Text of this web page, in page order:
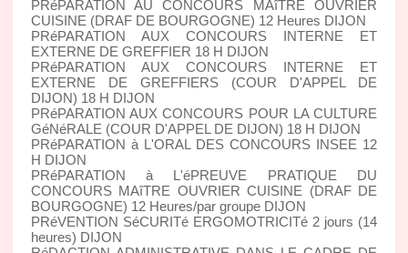
PRéPARATION AU CONCOURS MAîTRE OUVRIER
CUISINE (DRAF DE BOURGOGNE) 12 Heures DIJON
PRéPARATION AUX CONCOURS INTERNE ET
EXTERNE DE GREFFIER 18 H DIJON
PRéPARATION AUX CONCOURS INTERNE ET
EXTERNE DE GREFFIERS (COUR D'APPEL DE
DIJON) 18 H DIJON
PRéPARATION AUX CONCOURS POUR LA CULTURE
GéNéRALE (COUR D'APPEL DE DIJON) 18 H DIJON
PRéPARATION à L'ORAL DES CONCOURS INSEE 12
H DIJON
PRéPARATION à L'éPREUVE PRATIQUE DU
CONCOURS MAîTRE OUVRIER CUISINE (DRAF DE
BOURGOGNE) 12 Heures/par groupe DIJON
PRéVENTION SéCURITé ERGOMOTRICITé 2 jours (14
heures) DIJON